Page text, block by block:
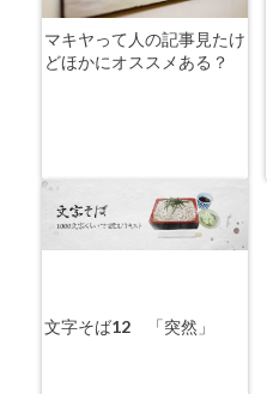
マキヤって人の記事見たけ
どほかにオススメある？
文字そば12 「突然」